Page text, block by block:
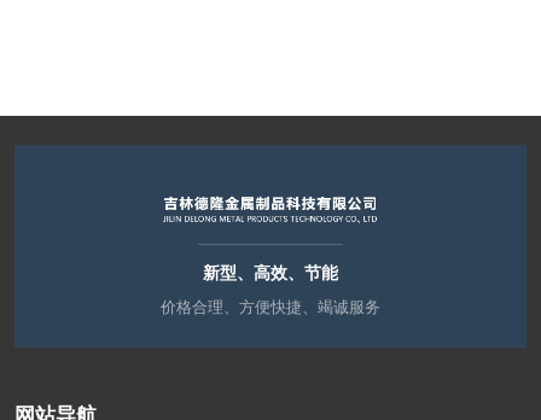
新型、高效、节能
价格合理、方便快捷、竭诚服务